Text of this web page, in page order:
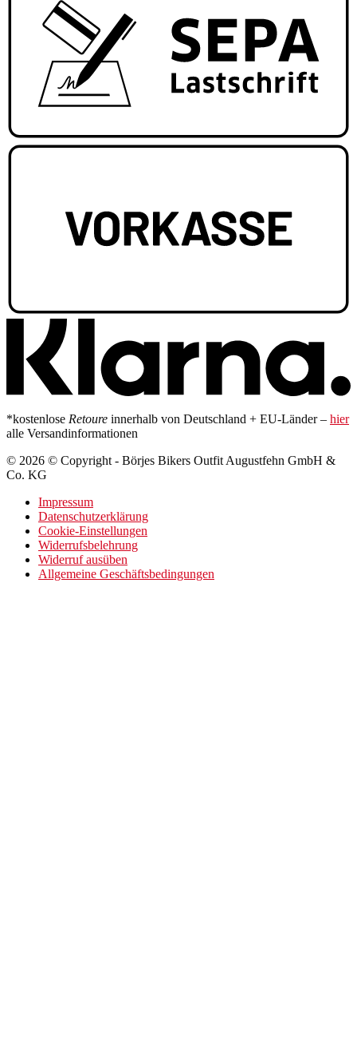
*kostenlose Retoure innerhalb von Deutschland + EU-Länder – hier
alle Versandinformationen
© 2026 © Copyright - Börjes Bikers Outfit Augustfehn GmbH &
Co. KG
Impressum
Datenschutzerklärung
Cookie-Einstellungen
Widerrufsbelehrung
Widerruf ausüben
Allgemeine Geschäftsbedingungen